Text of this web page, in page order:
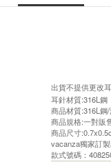
出貨不提供更改
耳針材質:316L鋼
商品材質:316L鋼
商品規格:一對販
商品尺寸
vacanza獨家訂
款式號碼：